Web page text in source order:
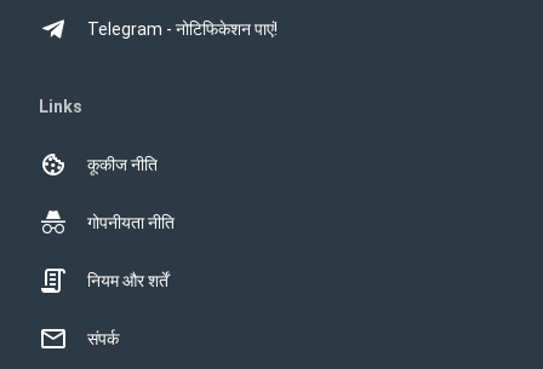
Telegram - नोटिफिकेशन पाएं!
Links
कूकीज नीति
गोपनीयता नीति
नियम और शर्तें
संपर्क